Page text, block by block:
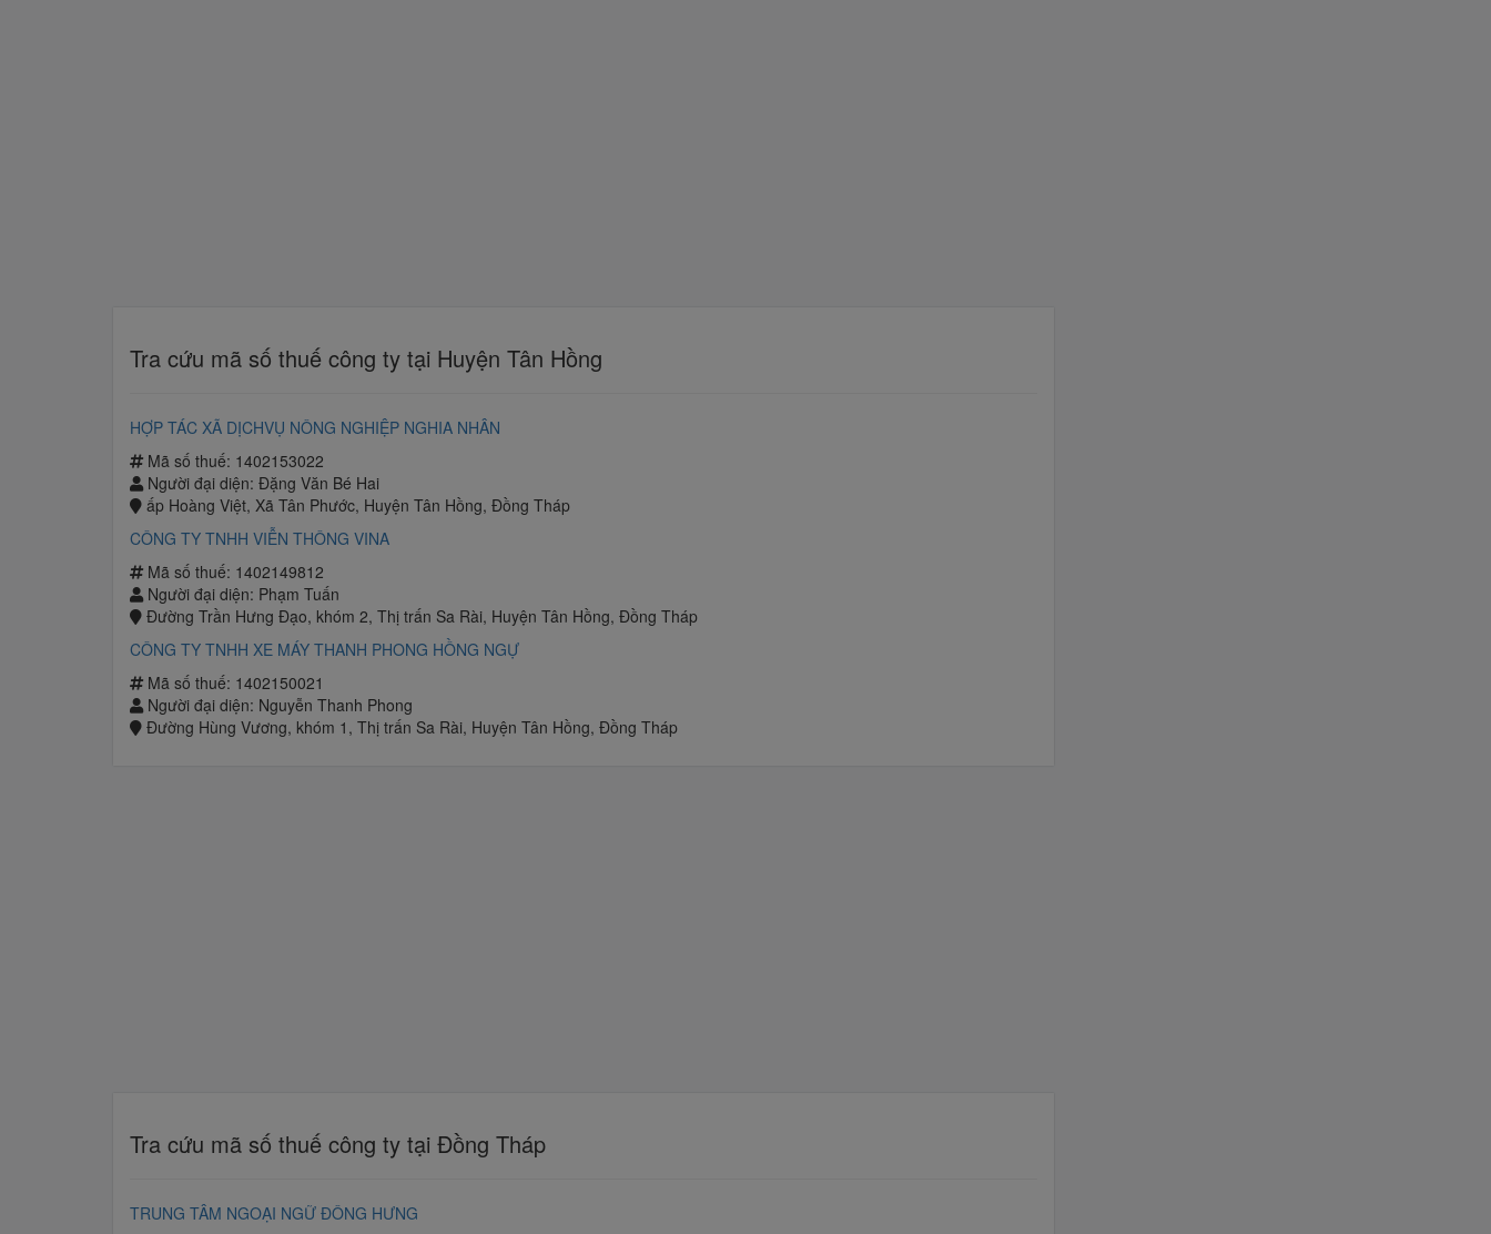
Tra cứu mã số thuế công ty tại Huyện Tân Hồng
HỢP TÁC XÃ DỊCHVỤ NÔNG NGHIỆP NGHIA NHÂN
Mã số thuế: 1402153022
Người đại diện: Đặng Văn Bé Hai
ấp Hoàng Việt, Xã Tân Phước, Huyện Tân Hồng, Đồng Tháp
CÔNG TY TNHH VIỄN THÔNG VINA
Mã số thuế: 1402149812
Người đại diện: Phạm Tuấn
Đường Trần Hưng Đạo, khóm 2, Thị trấn Sa Rài, Huyện Tân Hồng, Đồng Tháp
CÔNG TY TNHH XE MÁY THANH PHONG HỒNG NGỰ
Mã số thuế: 1402150021
Người đại diện: Nguyễn Thanh Phong
Đường Hùng Vương, khóm 1, Thị trấn Sa Rài, Huyện Tân Hồng, Đồng Tháp
Tra cứu mã số thuế công ty tại Đồng Tháp
TRUNG TÂM NGOẠI NGỮ ĐÔNG HƯNG